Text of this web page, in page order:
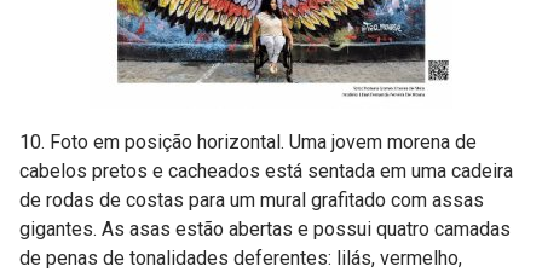
10. Foto em posição horizontal. Uma jovem morena de
cabelos pretos e cacheados está sentada em uma cadeira
de rodas de costas para um mural grafitado com assas
gigantes. As asas estão abertas e possui quatro camadas
de penas de tonalidades deferentes: lilás, vermelho,